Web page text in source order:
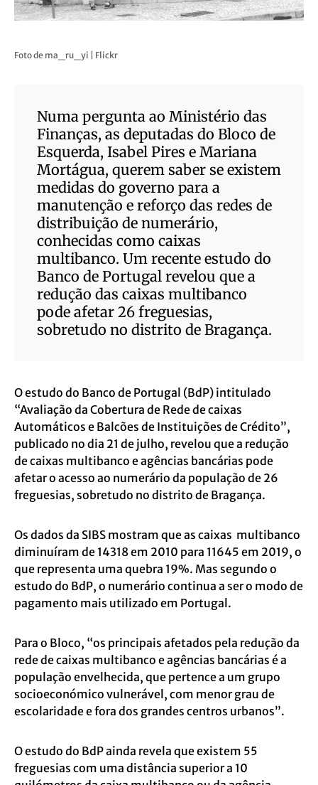
Foto de ma_ru_yi | Flickr
Numa pergunta ao Ministério das
Finanças, as deputadas do Bloco de
Esquerda, Isabel Pires e Mariana
Mortágua, querem saber se existem
medidas do governo para a
manutenção e reforço das redes de
distribuição de numerário,
conhecidas como caixas
multibanco. Um recente estudo do
Banco de Portugal revelou que a
redução das caixas multibanco
pode afetar 26 freguesias,
sobretudo no distrito de Bragança.
O estudo do Banco de Portugal (BdP) intitulado
“Avaliação da Cobertura de Rede de caixas
Automáticos e Balcões de Instituições de Crédito”,
publicado no dia 21 de julho, revelou quea redução
de caixas multibanco e agências bancárias pode
afetar o acesso ao numerário da população de 26
freguesias, sobretudo no distrito de Bragança.
Os dados da SIBS mostram que as caixas multibanco
diminuíram de 14318 em 2010 para 11645 em 2019, o
que representa uma quebra 19%. Mas segundo o
estudo do BdP, o numerário continua a ser o modo de
pagamento mais utilizado em Portugal.
Para o Bloco, “os principais afetados pela redução da
rede de caixas multibanco e agências bancárias é a
população envelhecida, que pertence a um grupo
socioeconómico vulnerável, com menor grau de
escolaridade e fora dos grandes centros urbanos”.
O estudo do BdP ainda revela que existem 55
freguesias com uma distância superior a 10